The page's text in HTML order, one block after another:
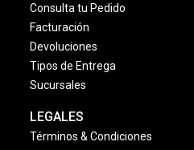
Consulta tu Pedido
Facturación
Devoluciones
Tipos de Entrega
Sucursales
LEGALES
Términos & Condiciones